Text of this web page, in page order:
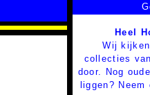
Heel
Wij
collecties
door. Nog
liggen?